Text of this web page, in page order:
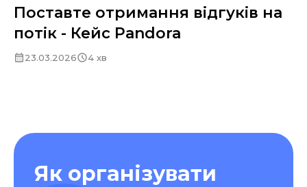
Поставте отримання відгуків на
потік - Кейс Pandora
23.03.2026 4 хв
Як організувати